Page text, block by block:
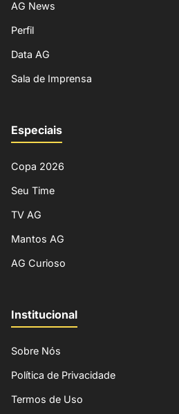
AG News
Perfil
Data AG
Sala de Imprensa
Especiais
Copa 2026
Seu Time
TV AG
Mantos AG
AG Curioso
Institucional
Sobre Nós
Política de Privacidade
Termos de Uso